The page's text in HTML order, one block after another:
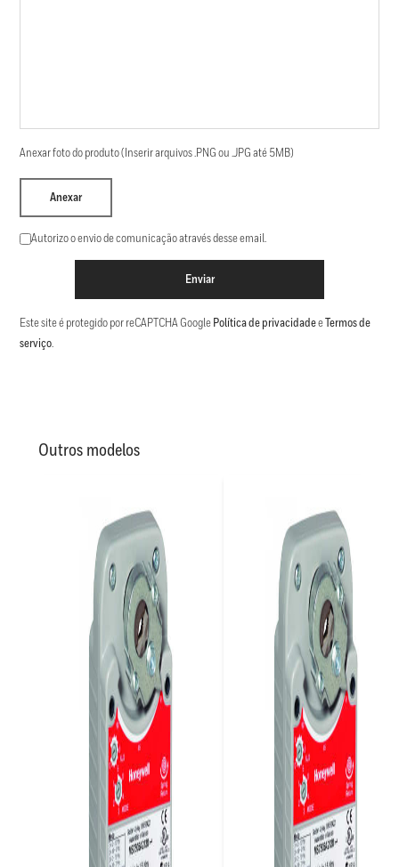
Anexar foto do produto (Inserir arquivos .PNG ou .JPG até 5MB)
Anexar
Autorizo o envio de comunicação através desse email.
Enviar
Este site é protegido por reCAPTCHA Google Política de privacidadee Termos de
serviço.
Outros modelos